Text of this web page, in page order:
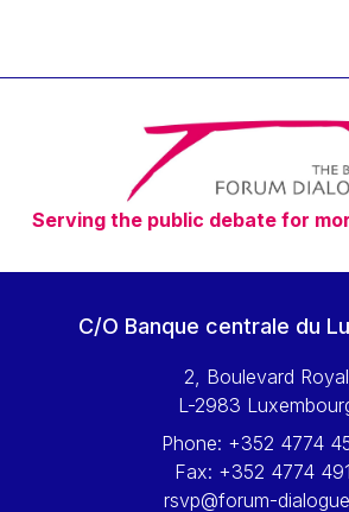
Timothy Radcliffe
Vaclav Klaus
Vassilios Skouris
Vítor Manuel da Silva
Viviane Reding
Walter Hagg
Wolfgang Ketterle
Yossi Beillin
Yves FRANCHET
Serving the public debate for
C/O Banque centrale du
2, Boulevard Royal
L-2983
Phone: +352 4774
Fax: +352 4774
rsvp@forum-